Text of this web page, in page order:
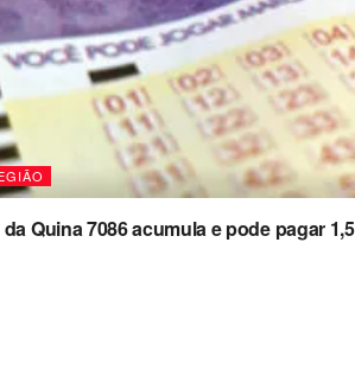
Quina 7086 acumula e pode pagar